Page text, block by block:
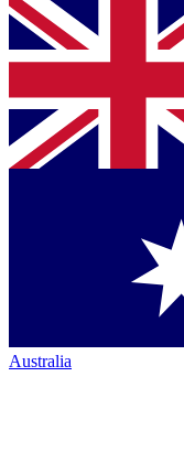
Australia